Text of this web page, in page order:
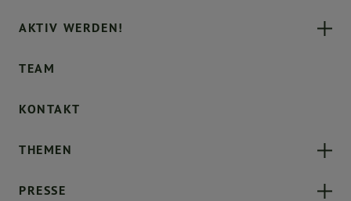
AKTIV WERDEN!
TEAM
KONTAKT
THEMEN
PRESSE